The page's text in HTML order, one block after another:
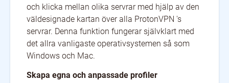
och klicka mellan olika servrar med hjälp av den
väldesignade kartan över alla ProtonVPN 's
servrar. Denna funktion fungerar självklart med
det allra vanligaste operativsystemen så som
Windows och Mac.
Skapa egna och anpassade profiler